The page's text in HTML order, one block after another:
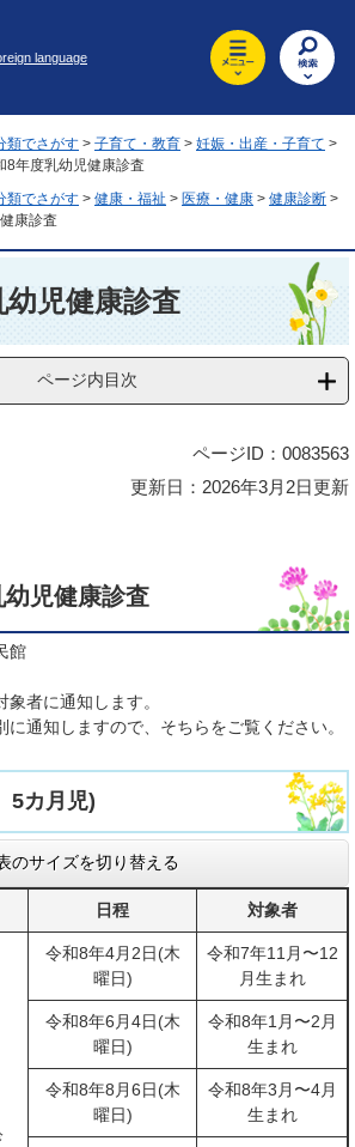
language
類でさがす > 子育て・教育 > 妊娠・出産・子育て >
8年度乳幼児健康診査
類でさがす > 健康・福祉 > 医療・健康 > 健康診断 >
康診査
児健康診査
ページ内目次
ページID：0083563
更新日：2026年3月2日更新
児健康診査
館
者に通知します。
通知しますので、そちらをご覧ください。
5カ月児)
のサイズを切り替える
日程 対象者
令和8年4月2日(木
曜日)
令和7年11月〜12
月生まれ
令和8年6月4日(木
曜日)
令和8年1月〜2月
生まれ
令和8年8月6日(木
曜日)
令和8年3月〜4月
生まれ